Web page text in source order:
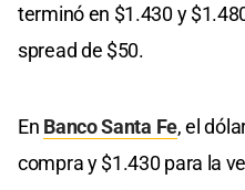
terminó en $1.430 y
spread de $50.
En Banco Santa Fe, el
compra y $1.430 para la